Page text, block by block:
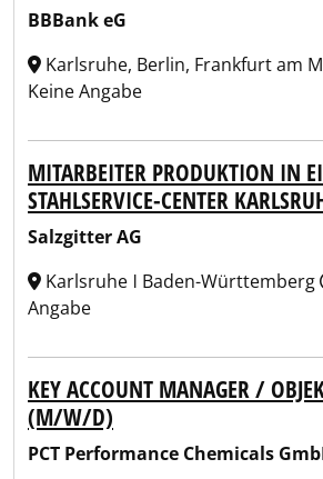
BBBank eG
Karlsruhe, Berlin, Frankfurt am
Keine Angabe
MITARBEITER PRODUKTION IN
STAHLSERVICE-CENTER
Salzgitter AG
Karlsruhe ǀ Baden-Württemberg
Angabe
KEY ACCOUNT MANAGER /
(M/W/D)
PCT Performance Chemicals